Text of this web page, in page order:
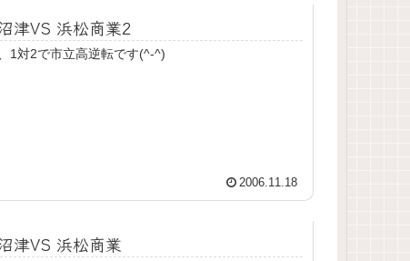
津VS 浜松商業2
1対2で市立高逆転です(^-^)
2006.11.18
津VS 浜松商業